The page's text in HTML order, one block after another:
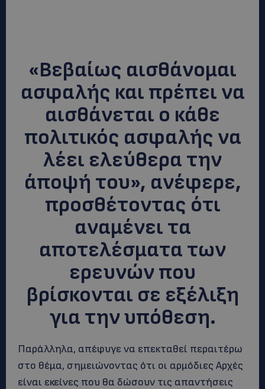
«Βεβαίως αισθάνομαι
ασφαλής και πρέπει να
αισθάνεται ο κάθε
πολιτικός ασφαλής να
λέει ελεύθερα την
άποψή του», ανέφερε,
προσθέτοντας ότι
αναμένει τα
αποτελέσματα των
ερευνών που
βρίσκονται σε εξέλιξη
για την υπόθεση.
Παράλληλα, απέφυγε να επεκταθεί περαιτέρω
στο θέμα, σημειώνοντας ότι οι αρμόδιες Αρχές
είναι εκείνες που θα δώσουν τις απαντήσεις